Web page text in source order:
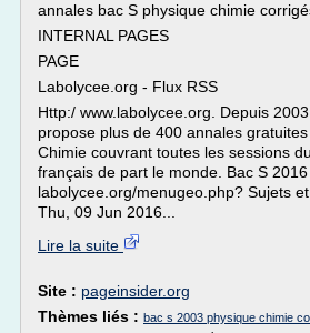
annales bac S physique chimie
INTERNAL PAGES
PAGE
Labolycee.org - Flux RSS
Http:/ www.labolycee.org. Depuis
propose plus de 400 annales
Chimie couvrant toutes les sessions
français de part le monde. Bac S
labolycee.org/menugeo.php? Sujets
Thu, 09 Jun 2016...
Lire la suite
Site : pageinsider.org
Thèmes liés : bac s 2003 physique chimie